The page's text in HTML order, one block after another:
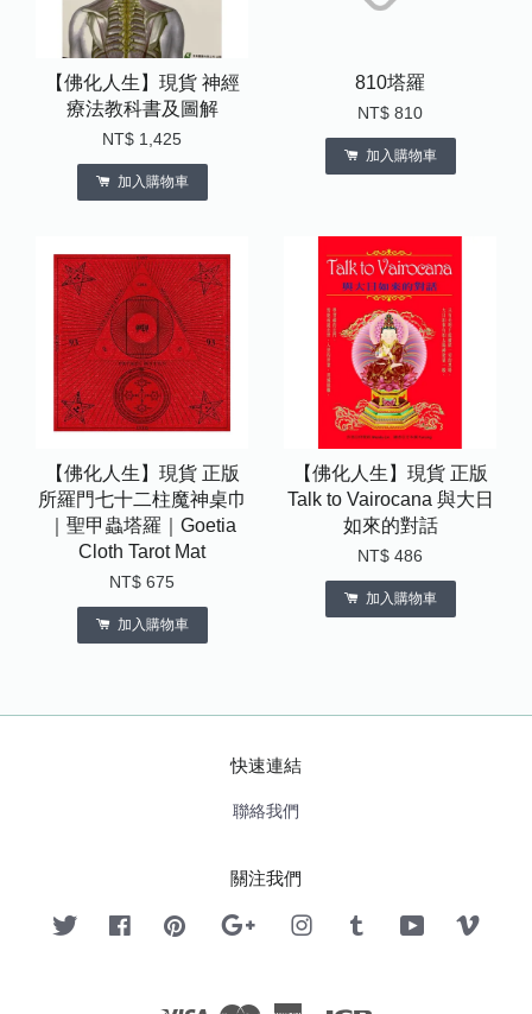
【佛化人生】現貨 神經
療法教科書及圖解
NT$ 1,425
加入購物車
810塔羅
NT$ 810
加入購物車
【佛化人生】現貨 正版
所羅門七十二柱魔神桌巾
｜聖甲蟲塔羅｜Goetia
Cloth Tarot Mat
NT$ 675
加入購物車
【佛化人生】現貨 正版
Talk to Vairocana 與大日
如來的對話
NT$ 486
加入購物車
快速連結
聯絡我們
關注我們
Twitter FacebookPinterest Google InstagramTumblr YouTube